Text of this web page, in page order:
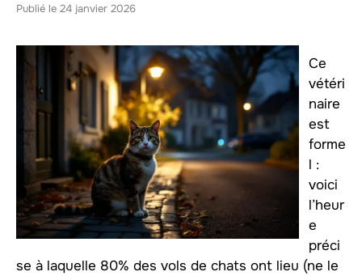
24 janvier 2026
Ce
vétéri
naire
est
forme
l :
voici
l’heur
e
préci
se à laquelle 80% des vols de chats ont lieu (ne le